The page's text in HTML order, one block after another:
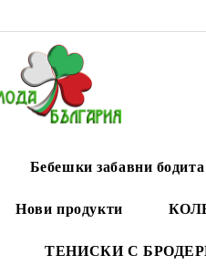
Бебешки забавни бодита
Нови продукти
ТЕНИСКИ С